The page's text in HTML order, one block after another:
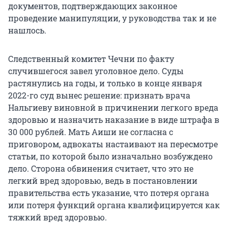
документов, подтверждающих законное
проведение манипуляции, у руководства так и не
нашлось.
Следственный комитет Чечни по факту
случившегося завел уголовное дело. Суды
растянулись на годы, и только в конце января
2022-го суд вынес решение: признать врача
Нальгиеву виновной в причинении легкого вреда
здоровью и назначить наказание в виде штрафа в
30 000 рублей. Мать Аиши не согласна с
приговором, адвокаты настаивают на пересмотре
статьи, по которой было изначально возбуждено
дело. Сторона обвинения считает, что это не
легкий вред здоровью, ведь в постановлении
правительства есть указание, что потеря органа
или потеря функций органа квалифицируется как
тяжкий вред здоровью.